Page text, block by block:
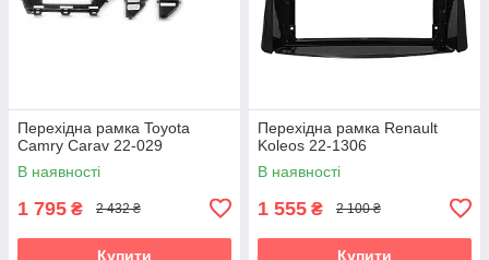
Перехідна рамка Toyota
Camry Carav 22-029
В наявності
1 795 ₴ 2 432 ₴
Купити
Перехідна рамка Renault
Koleos 22-1306
В наявності
1 555 ₴ 2 100 ₴
Купити